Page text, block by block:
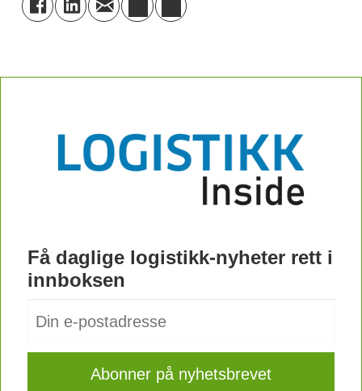
Få daglige logistikk-nyheter rett i
innboksen